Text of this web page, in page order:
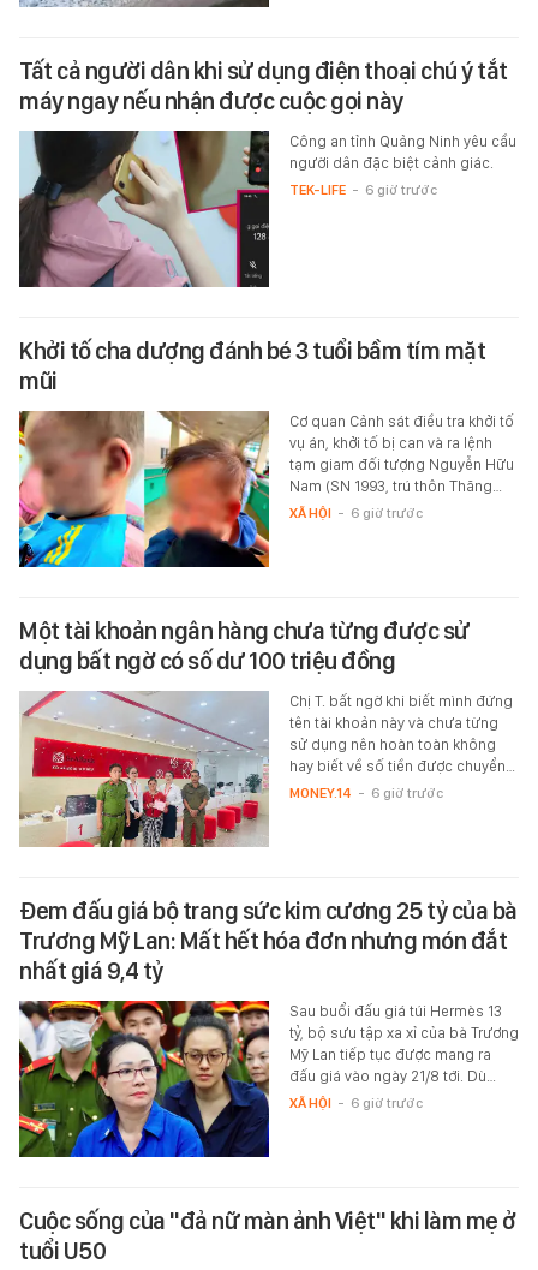
Tất cả người dân khi sử dụng điện thoại chú ý tắt
máy ngay nếu nhận được cuộc gọi này
Công an tỉnh Quảng Ninh yêu cầu
người dân đặc biệt cảnh giác.
TEK-LIFE - 6 giờ trước
Khởi tố cha dượng đánh bé 3 tuổi bầm tím mặt
mũi
Cơ quan Cảnh sát điều tra khởi tố
vụ án, khởi tố bị can và ra lệnh
tạm giam đối tượng Nguyễn Hữu
Nam (SN 1993, trú thôn Thăng…
XÃ HỘI - 6 giờ trước
Một tài khoản ngân hàng chưa từng được sử
dụng bất ngờ có số dư 100 triệu đồng
Chị T. bất ngờ khi biết mình đứng
tên tài khoản này và chưa từng
sử dụng nên hoàn toàn không
hay biết về số tiền được chuyển…
MONEY.14 - 6 giờ trước
Đem đấu giá bộ trang sức kim cương 25 tỷ của bà
Trương Mỹ Lan: Mất hết hóa đơn nhưng món đắt
nhất giá 9,4 tỷ
Sau buổi đấu giá túi Hermès 13
tỷ, bộ sưu tập xa xỉ của bà Trương
Mỹ Lan tiếp tục được mang ra
đấu giá vào ngày 21/8 tới. Dù…
XÃ HỘI - 6 giờ trước
Cuộc sống của "đả nữ màn ảnh Việt" khi làm mẹ ở
tuổi U50